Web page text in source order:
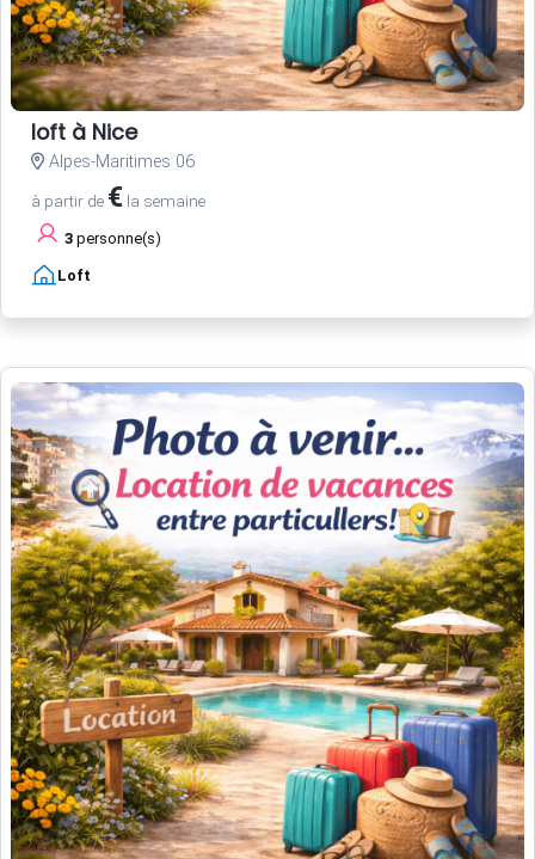
loft à Nice
Alpes-Maritimes 06
à partir de € la semaine
3 personne(s)
Loft